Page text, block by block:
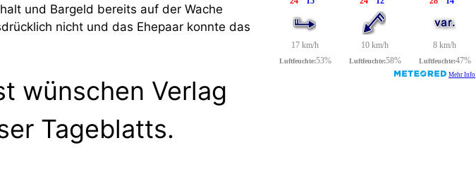
und Bargeld bereits auf der Wache
nicht und das Ehepaar konnte das
wünschen Verlag
Tageblatts.